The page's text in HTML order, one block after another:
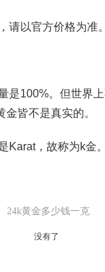
请以官方价格为准
是100%。但世界
金皆不是真实的。
Karat，故称为k金
24k黄金多少钱一克
没有了